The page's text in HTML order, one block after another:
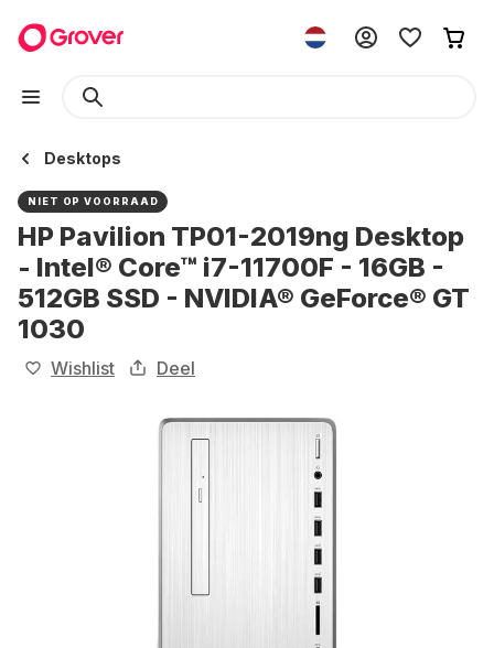
Desktops
NIET OP VOORRAAD
HP Pavilion TP01-2019ng Desktop
- Intel® Core™ i7-11700F - 16GB -
512GB SSD - NVIDIA® GeForce® GT
1030
Wishlist Deel